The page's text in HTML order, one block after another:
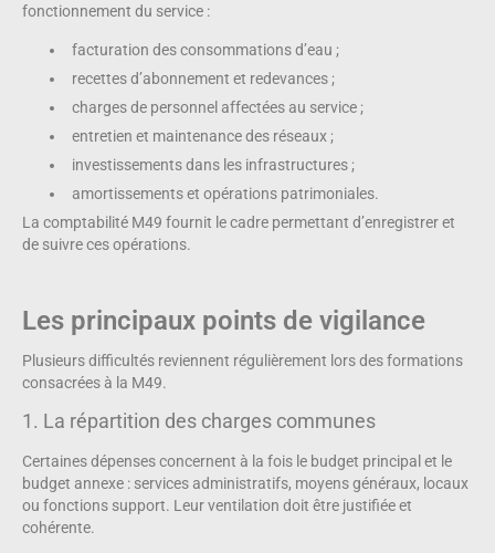
fonctionnement du service :
facturation des consommations d’eau ;
recettes d’abonnement et redevances ;
charges de personnel affectées au service ;
entretien et maintenance des réseaux ;
investissements dans les infrastructures ;
amortissements et opérations patrimoniales.
La comptabilité M49 fournit le cadre permettant d’enregistrer et
de suivre ces opérations.
Les principaux points de vigilance
Plusieurs difficultés reviennent régulièrement lors des formations
consacrées à la M49.
1. La répartition des charges communes
Certaines dépenses concernent à la fois le budget principal et le
budget annexe : services administratifs, moyens généraux, locaux
ou fonctions support. Leur ventilation doit être justifiée et
cohérente.